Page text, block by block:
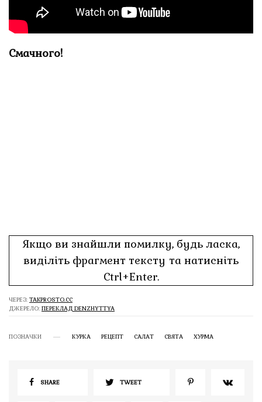
Смачного!
Якщо ви знайшли помилку, будь ласка,
виділіть фрагмент тексту та натисніть
Ctrl+Enter.
ЧЕРЕЗ: TAKPROSTO.CC
ДЖЕРЕЛО: ПЕРЕКЛАД DENZHYTTYA
ПОЗНАЧКИ КУРКА РЕЦЕПТ САЛАТ СВЯТА ХУРМА
SHARE TWEET